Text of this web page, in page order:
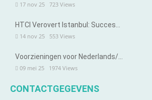
17 nov 25 723 Views
HTCI Verovert Istanbul: Succes…
14 nov 25 553 Views
Voorzieningen voor Nederlands/…
09 mei 25 1974 Views
CONTACTGEGEVENS